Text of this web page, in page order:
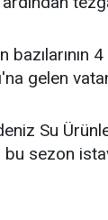
gelen
Su
sezon